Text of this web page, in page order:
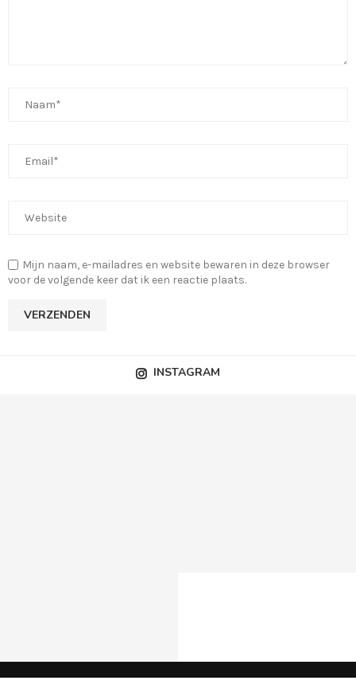
Mijn naam, e-mailadres en website bewaren in deze browser
voor de volgende keer dat ik een reactie plaats.
INSTAGRAM